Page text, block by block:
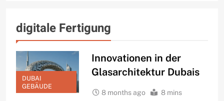
digitale Fertigung
DUBAI
GEBÄUDE
Innovationen in der
Glasarchitektur Dubais
8 months ago 8 mins